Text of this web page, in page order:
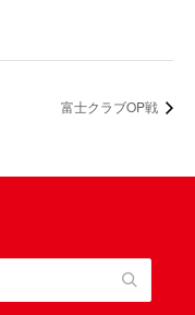
富士クラブOP戦